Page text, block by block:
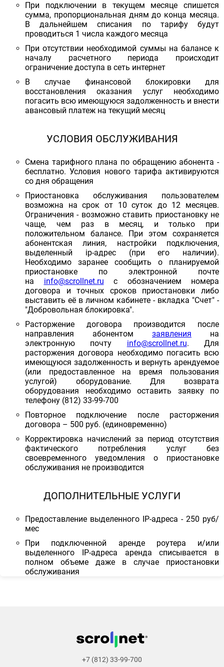
При подключении в текущем месяце спишется
сумма, пропорциональная дням до конца месяца.
В дальнейшем списания по тарифу будут
проводиться 1 числа каждого месяца
При отсутствии необходимой суммы на балансе к
началу расчетного периода происходит
ограничение доступа в сеть интернет
В случае финансовой блокировки для
восстановления оказания услуг необходимо
погасить всю имеющуюся задолженность и внести
авансовый платеж на текущий месяц
УСЛОВИЯ ОБСЛУЖИВАНИЯ
Смена тарифного плана по обращению абонента -
бесплатно. Условия нового тарифа активируются
со дня обращения
Приостановка обслуживания пользователем
возможна на срок от 10 суток до 12 месяцев.
Ограничения - возможно ставить приостановку не
чаще, чем раз в месяц, и только при
положительном балансе. При этом сохраняется
абонентская линия, настройки подключения,
выделенный ip-адрес (при его наличии).
Необходимо заранее сообщить о планируемой
приостановке по электронной почте
на info@scrollnet.ru с обозначением номера
договора и точных сроков приостановки либо
выставить её в личном кабинете - вкладка "Счет" -
"Добровольная блокировка".
Расторжение договора производится после
направления абонентом заявления на
электронную почту info@scrollnet.ru. Для
расторжения договора необходимо погасить всю
имеющуюся задолженность и вернуть арендуемое
(или предоставленное на время пользования
услугой) оборудование. Для возврата
оборудования необходимо оставить заявку по
телефону (812) 33-99-700
Повторное подключение после расторжения
договора – 500 руб. (единовременно)
Корректировка начислений за период отсутствия
фактического потребления услуг без
своевременного уведомления о приостановке
обслуживания не производится
ДОПОЛНИТЕЛЬНЫЕ УСЛУГИ
Предоставление выделенного IP-адреса - 250 руб/
мес
При подключенной аренде роутера и/или
выделенного IP-адреса аренда списывается в
полном объеме даже в случае приостановки
обслуживания
+7 (812) 33-99-700